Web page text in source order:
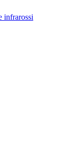
infrarossi